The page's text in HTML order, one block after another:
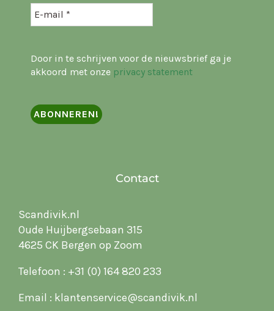
Door in te schrijven voor de nieuwsbrief ga je
akkoord met onze privacy statement
Contact
Scandivik.nl
Oude Huijbergsebaan 315
4625 CK Bergen op Zoom
Telefoon : +31 (0) 164 820 233
Email : klantenservice@scandivik.nl